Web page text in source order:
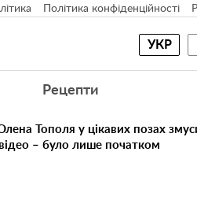
Політика конфіденційності
УКР
Рецепти
Тополя у цікавих позах
– було лише початком